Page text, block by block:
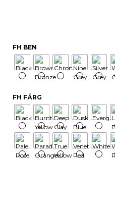
FH BEN
FH FÄRG